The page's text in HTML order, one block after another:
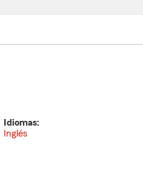
Idiomas:
Inglés